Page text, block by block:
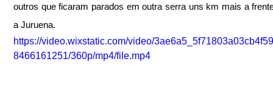
outros que ficaram parados em outra serra uns km mais a
a Juruena.
https://video.wixstatic.com/video/
8466161251/360p/mp4/file.mp4